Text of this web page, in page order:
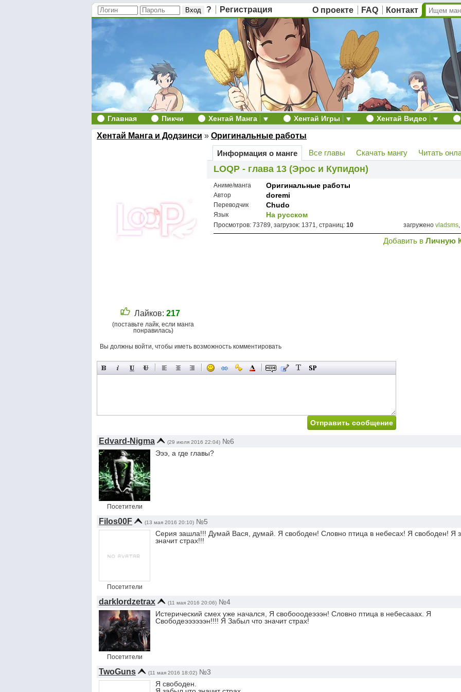
? Регистрация О проекте FAQ Контакт
Главная Пикчи Хентай Манга Хентай Игры Хентай Видео
Хентай Манга и Додзинси » Оригинальные работы
Лайков: 217
(поставьте лайк, если манга
понравилась)
Информация о манге Все главы Скачать мангу Читать
LOQP - глава 13 (Эрос и Купидон)
Аниме/манга Оригинальные работы
Автор doremi
Переводчик Chudo
Язык На русском
Просмотров: 73789, загрузок: 1371, страниц: 10 загружено vladsms,
Добавить в Личную
Вы должны войти, чтобы иметь возможность комментировать
Edvard-Nigma (29 июля 2016 22:04) №6
Посетители
Эээ, а где главы?
Filos00F (13 мая 2016 20:10) №5
Посетители
Серия зашла!!! Думай Вася, думай. Я свободен! Словно птица в небесах! Я свободен! Я
значит страх!!!
darklordzetrax (11 мая 2016 20:06) №4
Посетители
Истерический смех уже начался, Я свобооодеэээн! Словно птица в небесааах. Я
Свободеээээээн!!!! Я Забыл что значит страх!
TwoGuns (11 мая 2016 18:02) №3
Я свободен.